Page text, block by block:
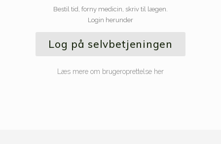
Bestil tid, forny medicin, skriv til lægen.
Login herunder
Log på selvbetjeningen
Læs mere om brugeroprettelse her